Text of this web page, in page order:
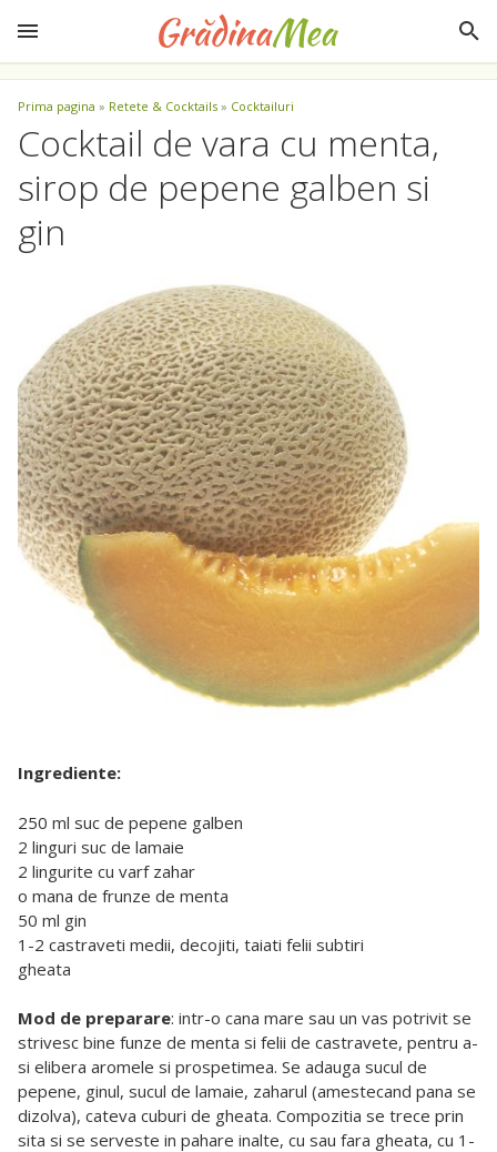
Prima pagina » Retete & Cocktails » Cocktailuri
Cocktail de vara cu menta,
sirop de pepene galben si
gin
Ingrediente:
250 ml suc de pepene galben
2 linguri suc de lamaie
2 lingurite cu varf zahar
o mana de frunze de menta
50 ml gin
1-2 castraveti medii, decojiti, taiati felii subtiri
gheata
Mod de preparare: intr-o cana mare sau un vas potrivit se
strivesc bine funze de menta si felii de castravete, pentru a-
si elibera aromele si prospetimea. Se adauga sucul de
pepene, ginul, sucul de lamaie, zaharul (amestecand pana se
dizolva), cateva cuburi de gheata. Compozitia se trece prin
sita si se serveste in pahare inalte, cu sau fara gheata, cu 1-